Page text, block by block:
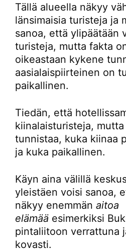
Tällä alueella näkyy
länsimaisia turisteja ja
sanoa, että ylipäätään
turisteja, mutta fakta
oikeastaan kykene
aasialaispiirteinen on
paikallinen.
Tiedän, että
kiinalaisturisteja,
tunnistaa, kuka kiinaa
ja kuka paikallinen.
Käyn aina välillä
yleistäen voisi sanoa,
näkyy enemmän aitoa
elämää esimerkiksi
pintaliitoon verrattuna
kovasti.